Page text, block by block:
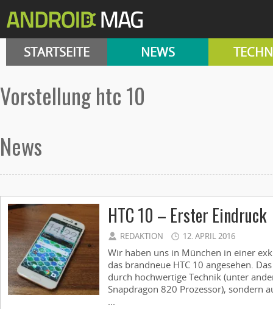
STARTSEITE NEWS
vorstellung htc 10
News
HTC 10 – Erster Eindruck
REDAKTION 12. APRIL 2016
Wir haben uns in München in einer
das brandneue HTC 10 angesehen.
durch hochwertige Technik (unter
Snapdragon 820 Prozessor), sondern
...